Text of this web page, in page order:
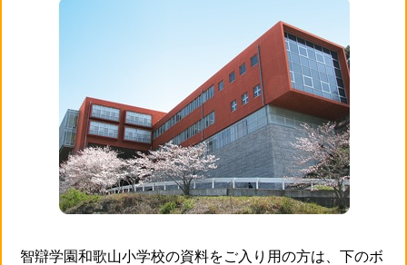
智辯学園和歌山小学校の資料をご入り用の方は、下のボ